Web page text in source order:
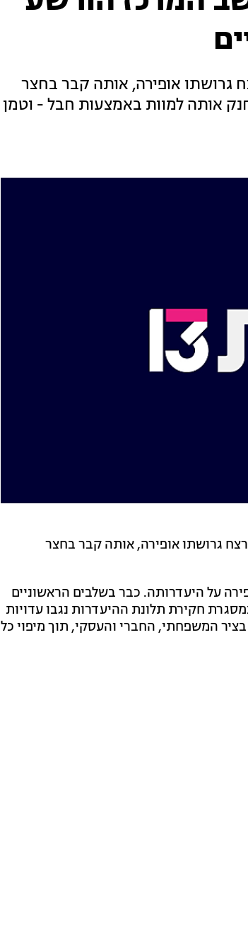
גרושתו אופירה, אותה קבר בחצר
עלה כי חנק אותה למוות באמצעות חבל - וטמן
גרושתו אופירה, אותה קבר בחצר
בתה של אופירה על היעדרותה. כבר בשלבים הראשוניים
חקירת תלונת ההיעדרות נגבו עדויות
המשפחתי, החברי והעסקי, תוך מיפוי כל